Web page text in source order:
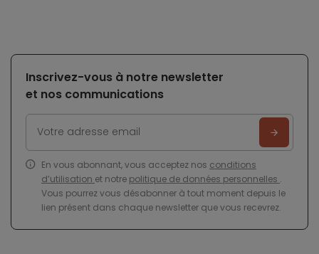
Inscrivez-vous à notre newsletter
et nos communications
En vous abonnant, vous acceptez nos conditions
d’utilisation et notre politique de données personnelles .
Vous pourrez vous désabonner à tout moment depuis le
lien présent dans chaque newsletter que vous recevrez.